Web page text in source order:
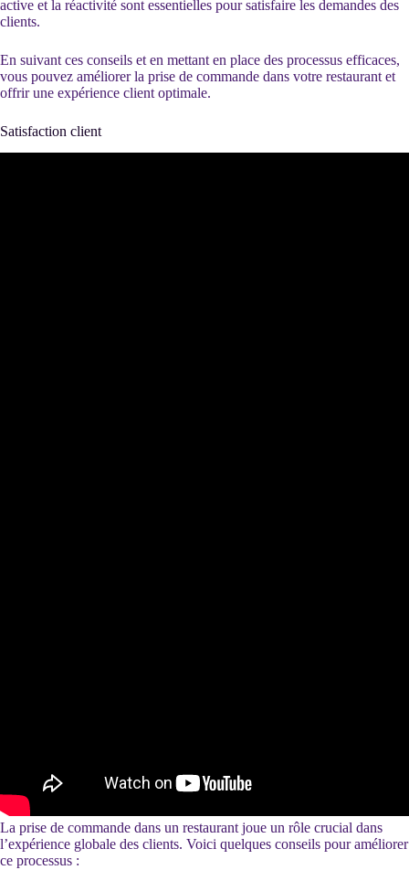
active et la réactivité sont essentielles pour satisfaire les demandes des
clients.
En suivant ces conseils et en mettant en place des processus efficaces,
vous pouvez améliorer la prise de commande dans votre restaurant et
offrir une expérience client optimale.
Satisfaction client
La prise de commande dans un restaurant joue un rôle crucial dans
l’expérience globale des clients. Voici quelques conseils pour améliorer
ce processus :